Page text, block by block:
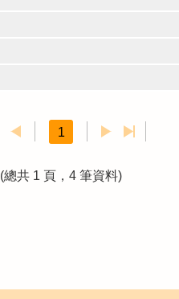
1
(總共 1 頁，4 筆資料)